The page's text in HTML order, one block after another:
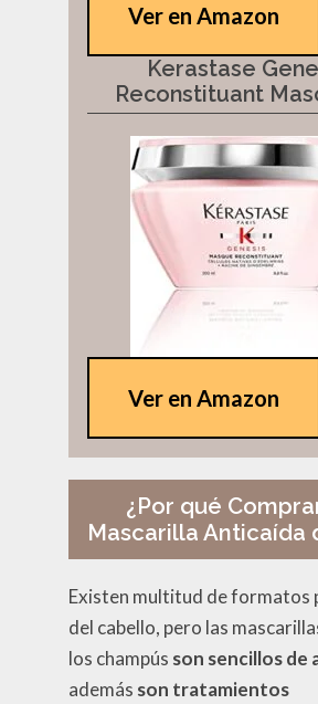
Ver en Amazon
Kerastase
Reconstituant
Ver en Amazon
¿Por qué
Mascarilla Anticaída
Existen multitud de formatos
del cabello, pero las
los champús son sencillos de
además son tratamientos